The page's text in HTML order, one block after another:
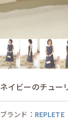
ネイビーのチュー
ブランド： REPLETE